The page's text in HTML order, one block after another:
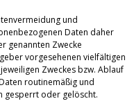
und
Daten daher
genannten Zwecke
vorgesehenen vielfältigen
Zweckes bzw. Ablauf
routinemäßig und
gesperrt oder gelöscht.